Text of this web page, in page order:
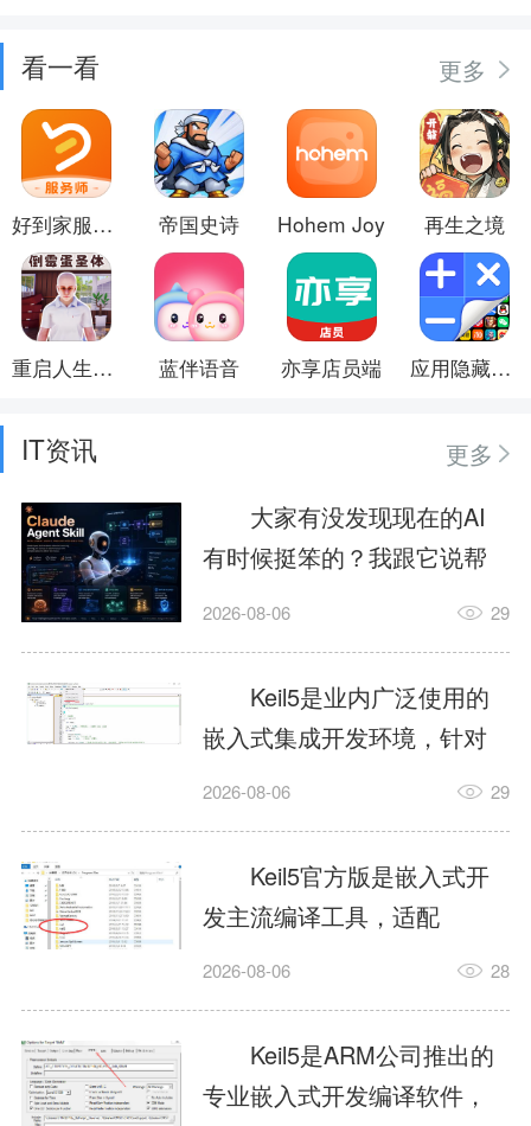
看一看 更多
好到家服务师 帝国史诗 Hohem Joy 再生之境
重启人生模拟器 蓝伴语音 亦享店员端 应用隐藏计算器
IT资讯
更多
大家有没发现现在的AI
有时候挺笨的？我跟它说帮
我订个明天早上的闹钟，它
这样？因为AI，就是个只会
耍嘴皮子的书呆子。它脑子
里有海量知识，但没有真正
激发出来实力。而
AgentSkill，就是给AI大脑装
上的一双机械手，它真的能
解决很多问题。1什么是
AgentSkillSkill指...
2026-08-06 29
Keil5是业内广泛使用的
嵌入式集成开发环境，针对
ARM、51内核单片机提供编
力，代码编译稳定，调试工
具成熟，大量开源项目基于
该平台开发。新项目需要单
独下载对应芯片支持包，新
手配置难度较高，正版商业
授权费用不菲，未授权版本
存在程序容量限制，适合硬
2026-08-06 29
Keil5官方版是嵌入式开
发主流编译工具，适配
STM32、51单片机等多款芯
在线调试、代码仿真，兼容
众多厂商芯片安装包。软件
需要手动添加器件库，初次
2026-08-06 28
Keil5是ARM公司推出的
专业嵌入式开发编译软件，